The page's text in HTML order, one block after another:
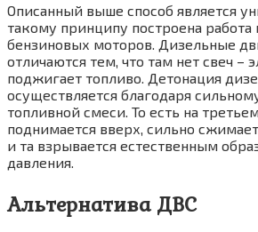
Описанный выше способ является
такому принципу построена работа
бензиновых моторов. Дизельные
отличаются тем, что там нет свеч –
поджигает топливо. Детонация
осуществляется благодаря
топливной смеси. То есть на
поднимается вверх, сильно
и та взрывается естественным
давления.
Альтернатива ДВС